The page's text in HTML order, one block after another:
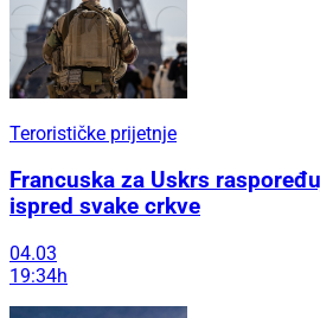
Terorističke prijetnje
Francuska za Uskrs
ispred svake crkve
04.03
19:34h